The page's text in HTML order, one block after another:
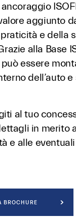
aggiunto
e della
alla Base
essere
dell’auto
al tuo
in merito
e alle
BROCHURE